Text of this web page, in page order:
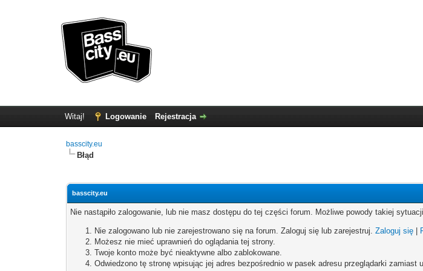
Witaj! Logowanie Rejestracja
basscity.eu
Błąd
basscity.eu
Nie nastąpiło zalogowanie, lub nie masz dostępu do tej części forum. Możliwe powody takiej
Nie zalogowano lub nie zarejestrowano się na forum. Zaloguj się lub zarejestruj.Zaloguj się
Możesz nie mieć uprawnień do oglądania tej strony.
Twoje konto może być nieaktywne albo zablokowane.
Odwiedzono tę stronę wpisując jej adres bezpośrednio w pasek adresu przeglądarki zamiast